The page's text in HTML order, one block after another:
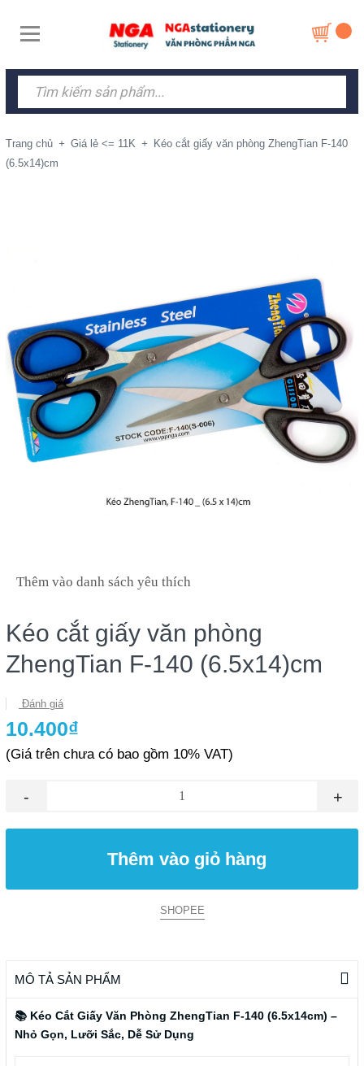
Trang chủ + Giá lẻ <= 11K +
Kéo cắt giấy văn phòng ZhengTian F-140
(6.5x14)cm
Thêm vào danh sách yêu thích
Kéo cắt giấy văn phòng
ZhengTian F-140 (6.5x14)cm
Đánh giá
10.400₫
(Giá trên chưa có bao gồm 10% VAT)
- +
Thêm vào giỏ hàng
SHOPEE
MÔ TẢ SẢN PHẨM
📚 Kéo Cắt Giấy Văn Phòng ZhengTian F-140 (6.5x14cm) –
Nhỏ Gọn, Lưỡi Sắc, Dễ Sử Dụng